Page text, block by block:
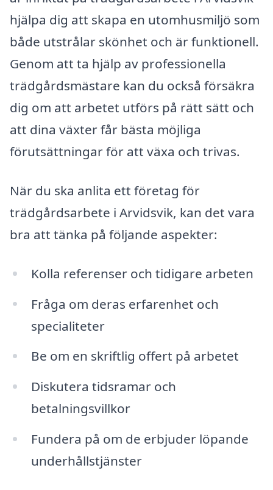
hjälpa dig att skapa en utomhusmiljö som
både utstrålar skönhet och är funktionell.
Genom att ta hjälp av professionella
trädgårdsmästare kan du också försäkra
dig om att arbetet utförs på rätt sätt och
att dina växter får bästa möjliga
förutsättningar för att växa och trivas.
När du ska anlita ett företag för
trädgårdsarbete i Arvidsvik, kan det vara
bra att tänka på följande aspekter:
Kolla referenser och tidigare arbeten
Fråga om deras erfarenhet och
specialiteter
Be om en skriftlig offert på arbetet
Diskutera tidsramar och
betalningsvillkor
Fundera på om de erbjuder löpande
underhållstjänster